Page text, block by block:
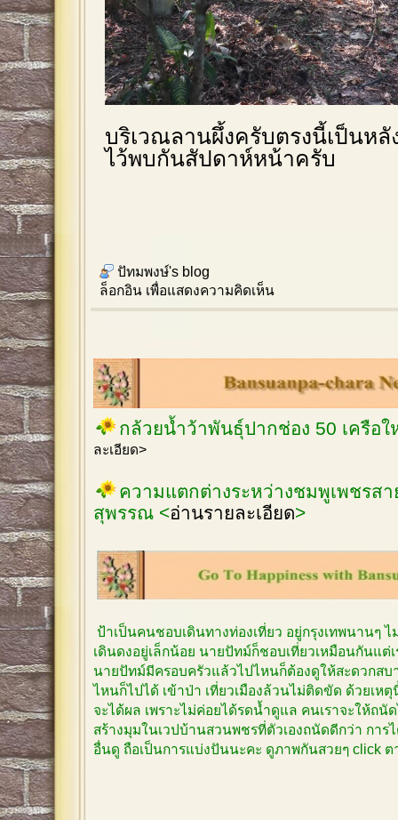
บริเวณลานผึ้งครับตรงนี้เป็นห
ไว้พบกันสัปดาห์หน้าครับ
ปัทมพงษ์'s blog
ล็อกอิน เพื่อแสดงความคิดเห็น
กล้วยน้ำว้าพันธุ์ปากช่อง 50 เครือ
ละเอียด>
ความแตกต่างระหว่างชมพูเพชรส
สุพรรณ <อ่านรายละเอียด>
ป้าเป็นคนชอบเดินทางท่องเที่ยว อยู่กรุงเทพนานๆ
เดินดงอยู่เล็กน้อย นายปัทม์ก็ชอบเที่ยวเหมือนกันแต่
นายปัทม์มีครอบครัวแล้วไปไหนก็ต้องดูให้สะดวกส
ไหนก็ไปได้ เข้าป่า เที่ยวเมืองล้วนไม่ติดขัด ด้วยเห
จะได้ผล เพราะไม่ค่อยได้รดน้ำดูแล คนเราจะให้ถนั
สร้างมุมในเวปบ้านสวนพชรที่ตัวเองถนัดดีกว่า การ
อื่นดู ถือเป็นการแบ่งปันนะคะ ดูภาพกันสวยๆ click ต